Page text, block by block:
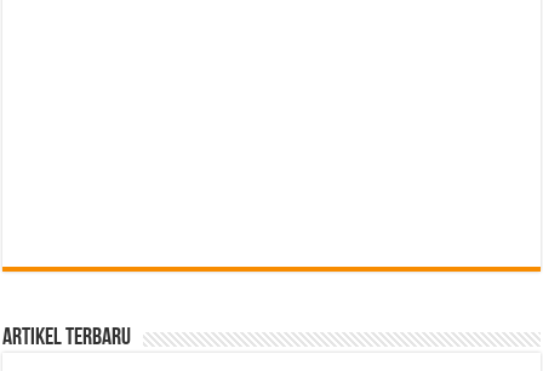
Artikel Terbaru